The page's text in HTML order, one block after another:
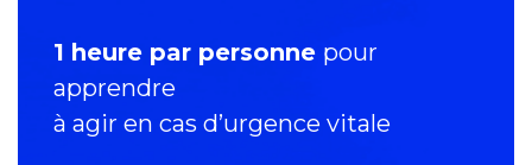
1 heure par personne pour
apprendre
à agir en cas d’urgence vitale